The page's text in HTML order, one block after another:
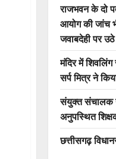
राजभवन के दो
आयोग की जांच
जवाबदेही पर
मंदिर में
सर्प मित्र ने
संयुक्त संचालक
अनुपस्थित
छत्तीसगढ़